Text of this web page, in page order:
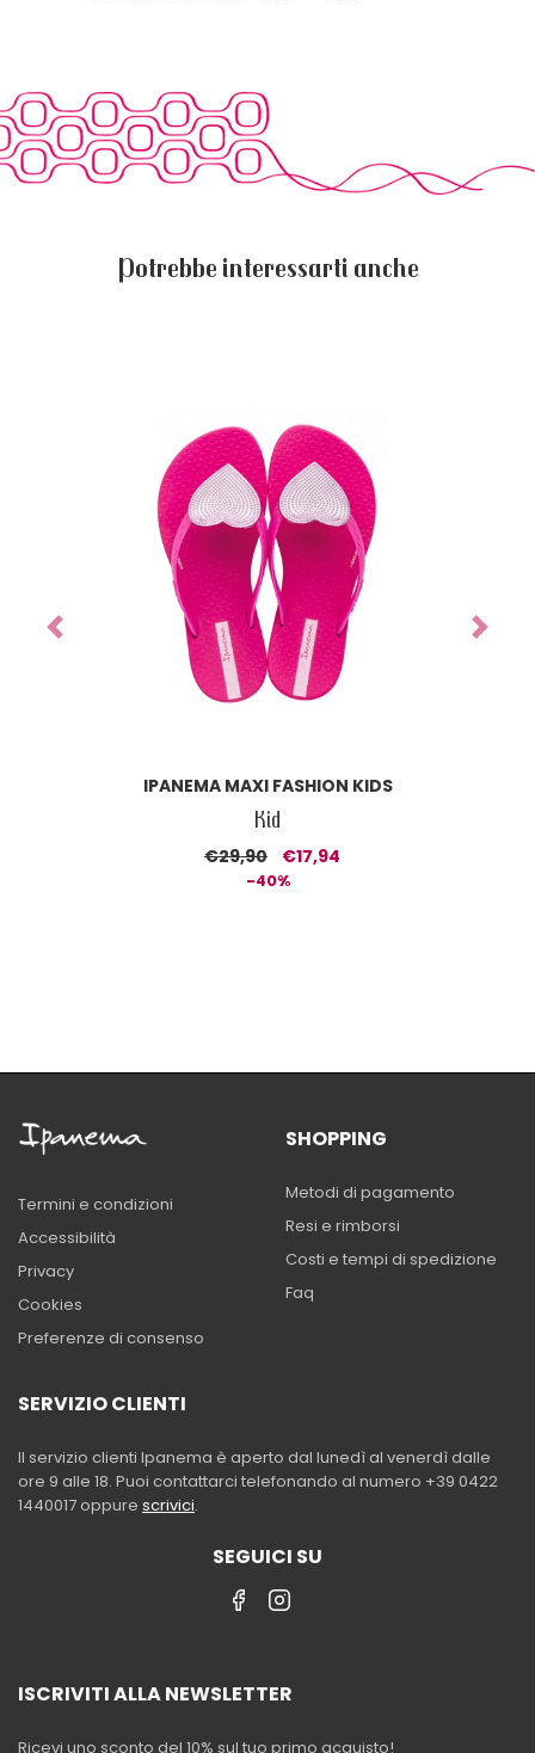
Potrebbe interessarti anche
IPANEMA MAXI FASHION KIDS
Kid
€29,90 €17,94
-40%
Previous Next
Termini e condizioni
Accessibilità
Privacy
Cookies
Preferenze di consenso
SHOPPING
Metodi di pagamento
Resi e rimborsi
Costi e tempi di spedizione
Faq
SERVIZIO CLIENTI
Il servizio clienti Ipanema è aperto dal lunedì al venerdì dalle
ore 9 alle 18. Puoi contattarci telefonando al numero +39 0422
1440017 oppure scrivici.
SEGUICI SU
ISCRIVITI ALLA NEWSLETTER
Ricevi uno sconto del 10% sul tuo primo acquisto!